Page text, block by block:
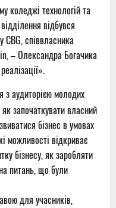
коледжі технологій та
відбувся
CBG, співвласника
– Олександра Богачика
з аудиторією молодих
започаткувати власний
бізнес в умовах
можливості відкриває
бізнесу, як заробляти
питань, що були
для учасників,